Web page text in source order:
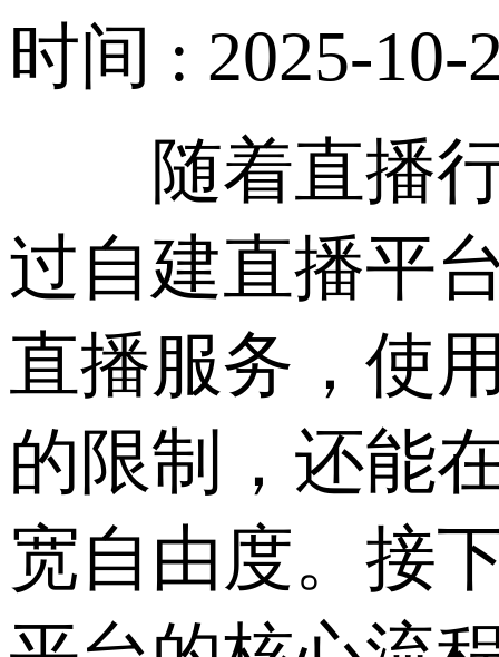
时间 : 2025-10-
随着直播行
过自建直播平
直播服务，使
的限制，还能
宽自由度。接